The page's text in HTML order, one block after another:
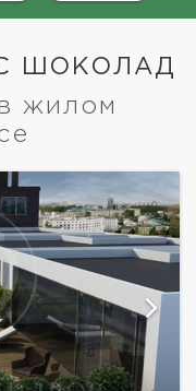
ШОКОЛАД
жилом